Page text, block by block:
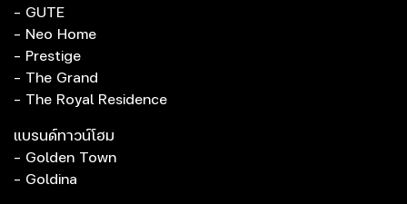
- GUTE
- Neo Home
- Prestige
- The Grand
- The Royal Residence
แบรนด์ทาวน์โฮม
- Golden Town
- Goldina